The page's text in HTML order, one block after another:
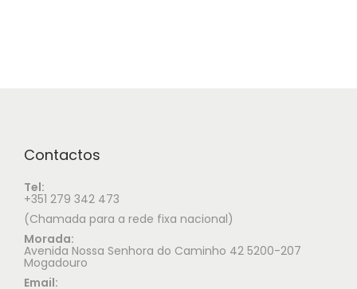
Contactos
Tel:
+351 279 342 473
(Chamada para a rede fixa nacional)
Morada:
Avenida Nossa Senhora do Caminho 42 5200-207
Mogadouro
Email: